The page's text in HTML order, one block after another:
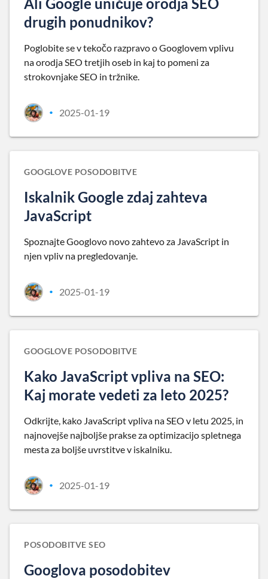
drugih ponudnikov?
Poglobite se v tekočo razpravo o Googlovem vplivu
na orodja SEO tretjih oseb in kaj to pomeni za
strokovnjake SEO in tržnike.
• 2025-01-19
GOOGLOVE POSODOBITVE
Iskalnik Google zdaj zahteva
JavaScript
Spoznajte Googlovo novo zahtevo za JavaScript in
njen vpliv na pregledovanje.
• 2025-01-19
GOOGLOVE POSODOBITVE
Kako JavaScript vpliva na SEO:
Kaj morate vedeti za leto 2025?
Odkrijte, kako JavaScript vpliva na SEO v letu 2025, in
najnovejše najboljše prakse za optimizacijo spletnega
mesta za boljše uvrstitve v iskalniku.
• 2025-01-19
POSODOBITVE SEO
Googlova posodobitev